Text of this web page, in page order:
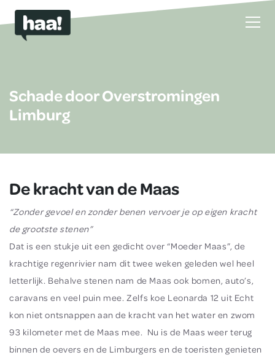
Schade door Overstromingen
Limburg
De kracht van de Maas
“Zonder gevoel en zonder benen vervoer je op eigen kracht
de grootste stenen”
Dat is een stukje uit een gedicht over “Moeder Maas”, de
krachtige regenrivier nam dit twee weken geleden wel heel
letterlijk. Behalve stenen nam de Maas ook bomen, auto’s,
caravans en veel puin mee. Zelfs koe Leonarda 12 uit Echt
kon niet ontsnappen aan de kracht van het water en zwom
93 kilometer met de Maas mee. Nu is de Maas weer terug
binnen de oevers en de Limburgers en de toeristen genieten